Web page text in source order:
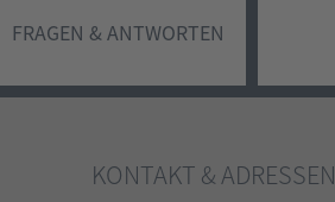
FRAGEN & ANTWORTEN
KONTAKT & ADRESSEN